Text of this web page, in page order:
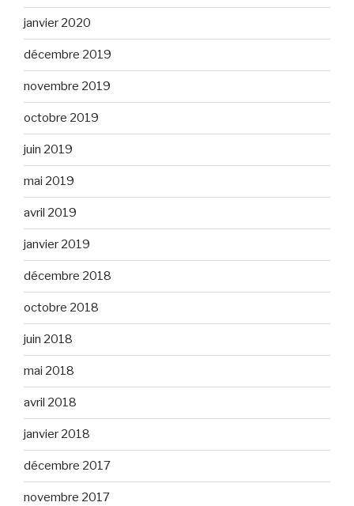
janvier 2020
décembre 2019
novembre 2019
octobre 2019
juin 2019
mai 2019
avril 2019
janvier 2019
décembre 2018
octobre 2018
juin 2018
mai 2018
avril 2018
janvier 2018
décembre 2017
novembre 2017